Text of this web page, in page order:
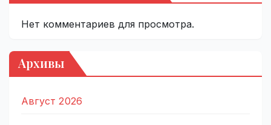
Нет комментариев для просмотра.
Архивы
Август 2026